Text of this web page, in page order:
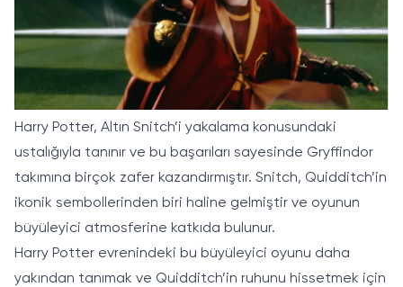
Harry Potter, Altın Snitch’i yakalama konusundaki
ustalığıyla tanınır ve bu başarıları sayesinde Gryffindor
takımına birçok zafer kazandırmıştır. Snitch, Quidditch’in
ikonik sembollerinden biri haline gelmiştir ve oyunun
büyüleyici atmosferine katkıda bulunur.
Harry Potter evrenindeki bu büyüleyici oyunu daha
yakından tanımak ve Quidditch’in ruhunu hissetmek için